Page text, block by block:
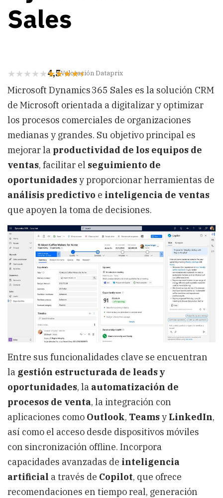
Sales
4,5Valoración Dataprix
Microsoft Dynamics 365 Sales es la solución CRM
de Microsoft orientada a digitalizar y optimizar
los procesos comerciales de organizaciones
medianas y grandes. Su objetivo principal es
mejorar la productividad de los equipos de
ventas, facilitar el seguimiento de
oportunidadesy proporcionar herramientas de
análisis predictivo e inteligencia de ventas
que apoyen la toma de decisiones.
Entre sus funcionalidades clave se encuentran
la gestión estructurada de leads y
oportunidades, la automatización de
procesos de venta, la integración con
aplicaciones como Outlook, Teamsy LinkedIn,
así como el acceso desde dispositivos móviles
con sincronización offline. Incorpora
capacidades avanzadas de inteligencia
artificial a través de Copilot, que ofrece
recomendaciones en tiempo real, generación